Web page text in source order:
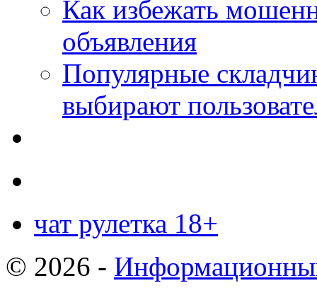
Как избежать
объявления
Популярные
выбирают
чат рулетка 18+
© 2026 -